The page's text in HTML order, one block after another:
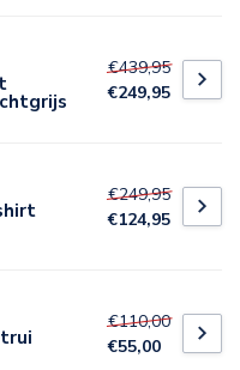
€439,95
€249,95
€249,95
€124,95
€110,00
€55,00